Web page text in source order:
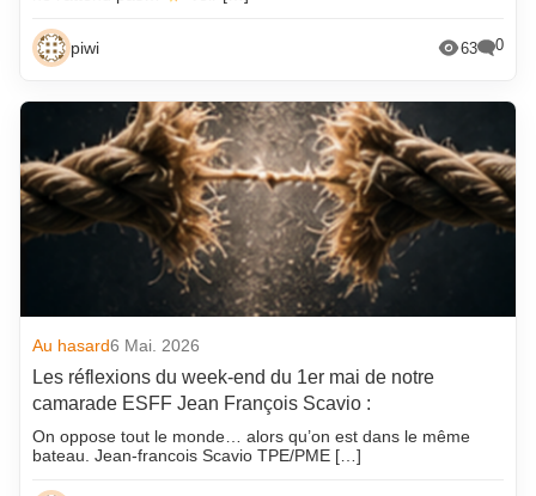
piwi 63 0
Au hasard6 Mai. 2026
Les réflexions du week-end du 1er mai de notre
camarade ESFF Jean François Scavio :
On oppose tout le monde… alors qu’on est dans le même
bateau. Jean-francois Scavio TPE/PME […]